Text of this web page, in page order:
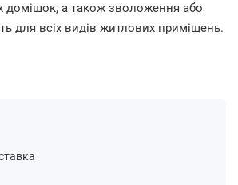
домішок, а також зволоження або
для всіх видів житлових приміщень.